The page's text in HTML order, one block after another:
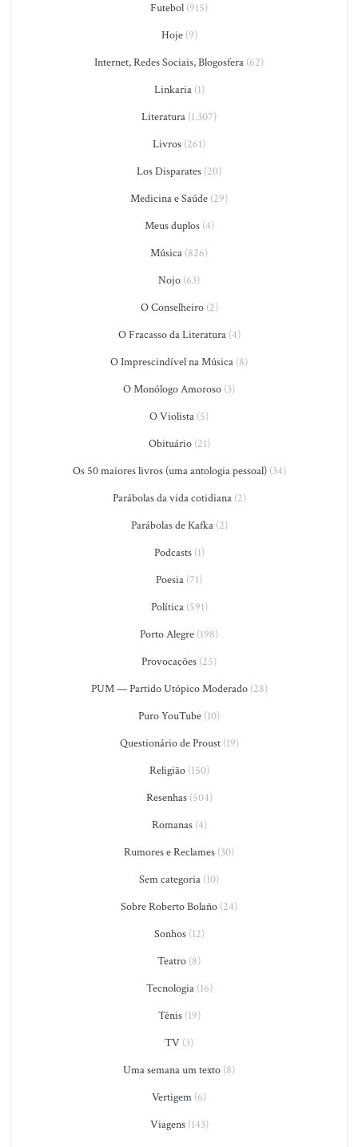
Futebol (915)
Hoje(9)
Internet, Redes Sociais, Blogosfera (62)
Linkaria(1)
Literatura (1.307)
Livros (261)
Los Disparates (20)
Medicina e Saúde (29)
Meus duplos(4)
Música (826)
Nojo (63)
O Conselheiro(2)
O Fracasso da Literatura(4)
O Imprescindível na Música (8)
O Monólogo Amoroso (3)
O Violista (5)
Obituário(21)
Os 50 maiores livros (uma antologia pessoal)(34)
Parábolas da vida cotidiana(2)
Parábolas de Kafka(2)
Podcasts(1)
Poesia (71)
Política(591)
Porto Alegre (198)
Provocações (25)
PUM — Partido Utópico Moderado(28)
Puro YouTube (10)
Questionário de Proust(19)
Religião(150)
Resenhas(504)
Romanas(4)
Rumores e Reclames (30)
Sem categoria (10)
Sobre Roberto Bolaño (24)
Sonhos(12)
Teatro (8)
Tecnologia(16)
Tênis(19)
TV (3)
Uma semana um texto (8)
Vertigem (6)
Viagens(143)